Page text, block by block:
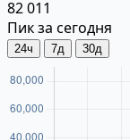
82 011
Пик за сегодня
24ч 7д 30д